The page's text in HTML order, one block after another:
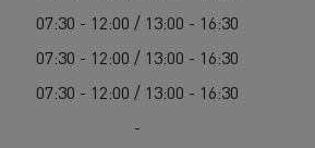
07:30 - 12:00 / 13:00 - 16:30
07:30 - 12:00 / 13:00 - 16:30
07:30 - 12:00 / 13:00 - 16:30
-